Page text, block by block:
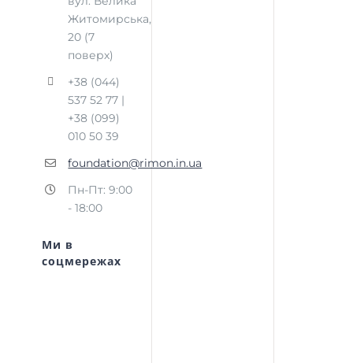
Житомирська,
20 (7
поверх)
+38 (044)
537 52 77 |
+38 (099)
010 50 39
foundation@rimon.in.ua
Пн-Пт: 9:00
- 18:00
Ми в
соцмережах